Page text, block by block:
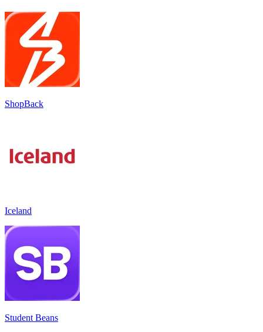
ShopBack
Iceland
Student Beans